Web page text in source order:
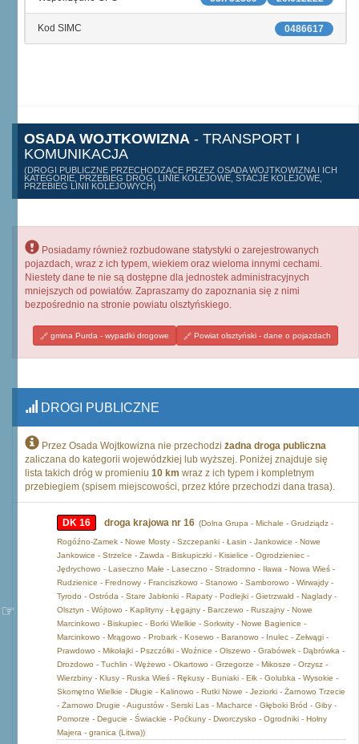
0486617
Kod SIMC
OSADA WOJTKOWIZNA - TRANSPORT I
KOMUNIKACJA
(DROGI PUBLICZNE PRZECHODZĄCE PRZEZ OSADA WOJTKOWIZNA I ICH
KATEGORIE, PRZEBIEG DRÓG, LINIE KOLEJOWE, STACJE KOLEJOWE,
PRZEBIEG LINII KOLEJOWYCH)
Posiadamy również rozbudowane statystyki o zarejestrowanych
pojazdach, wraz z ich typem, wiekiem oraz wieloma innymi cechami.
Niestety dane te nie są dostępne dla jednostek administracyjnych
mniejszych od powiatów. Zapraszamy do zapoznania się z nimi
bezpośrednio na stronie powiatu olsztyńskiego.
gmina Purda - wypadki drogowe Powiat olsztyński - dane o pojazdach
DROGI PUBLICZNE
Przez Osada Wojtkowizna nie przechodzi żadna droga publiczna
zaliczana do kategorii wojewódzkiej lub wyższej. Poniżej znajduje się
lista takich dróg w promieniu 10 km wraz z ich typem i kompletnym
przebiegiem (spisem miejscowości, przez które przechodzi dana trasa).
DK 16 droga krajowa nr 16 (Dolna Grupa - Michale - Grudziądz -
Rogóźno-Zamek - Nowe Mosty - Szczepanki - Łasin - Jankowice - Nowe
Jankowice - Strzelce - Zawda - Biskupiczki - Kisielice - Ogrodzieniec -
Jędrychowo - Laseczno Małe - Laseczno - Stradomno - Iława - Nowa Wieś -
Rudzienice - Frednowy - Franciszkowo - Stanowo - Samborowo - Wirwajdy -
Tyrodo - Ostróda - Stare Jabłonki - Rapaty - Podlejki - Gietrzwałd - Naglady -
Olsztyn - Wójtowo - Kaplityny - Łęgajny - Barczewo - Ruszajny - Nowe
Marcinkowo - Biskupiec - Borki Wielkie - Sorkwity - Nowe Bagienice -
Marcinkowo - Mrągowo - Probark - Kosewo - Baranowo - Inulec - Zełwągi -
Prawdowo - Mikołajki - Pszczółki - Woźnice - Olszewo - Grabówek - Dąbrówka -
Drozdowo - Tuchlin - Wężewo - Okartowo - Grzegorze - Mikosze - Orzysz -
Wierzbiny - Klusy - Ruska Wieś - Rękusy - Buniaki - Ełk - Golubka - Wysokie -
Skomętno Wielkie - Długie - Kalinowo - Rutki Nowe - Jeziorki - Żarnowo Trzecie
- Żarnowo Drugie - Augustów - Serski Las - Macharce - Głęboki Bród - Giby -
Pomorze - Degucie - Świackie - Poćkuny - Dworczysko - Ogrodniki - Hołny
Majera - granica (Litwa))